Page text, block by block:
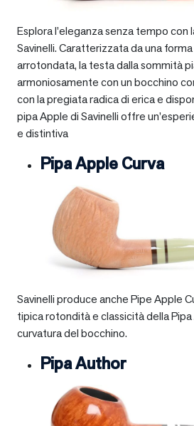
Esplora l’eleganza senza tempo con
Savinelli. Caratterizzata da una
arrotondata, la testa dalla sommità
armoniosamente con un bocchino
con la pregiata radica di erica e
pipa Apple di Savinelli offre
e distintiva
Pipa Apple Curva
Savinelli produce anche Pipe Apple
tipica rotondità e classicità della
curvatura del bocchino.
Pipa Author